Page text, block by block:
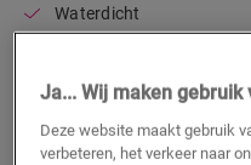
Waterdicht
m²
Ja... Wij maken gebruik
Deze website maakt gebruik
verbeteren, het verkeer naar